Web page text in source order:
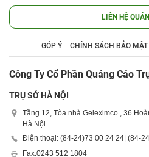
LIÊN HỆ
GÓP Ý CHÍNH SÁCH BẢO MẬT
Công Ty Cổ Phần Quảng Cáo
TRỤ SỞ HÀ NỘI
Tầng 12, Tòa nhà Geleximco , 36
Hà Nội
Điện thoại: (84-24)73 00 24 24 | (84-
Fax:0243 512 1804